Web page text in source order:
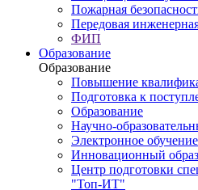
Пожарная
Передовая
ФИП
Образование
Образование
Повышение
Подготовка к
Образование
Научно-
Электронное обучение
Инновационный
Центр подготовки
"Топ-ИТ"